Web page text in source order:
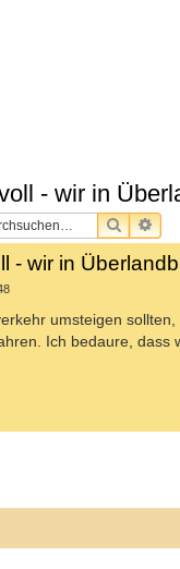
- wir in
SUCHE
- wir in
umsteigen
Ich bedaure,